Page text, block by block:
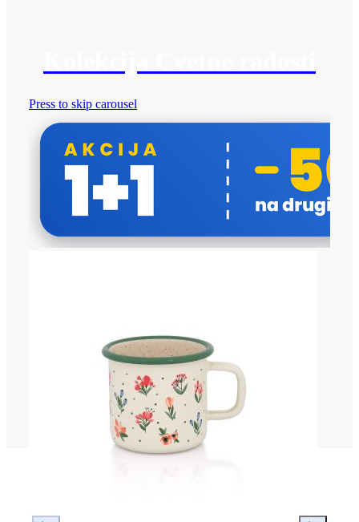
Press to skip carousel